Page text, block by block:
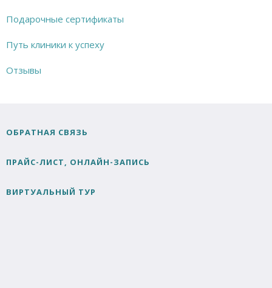
Подарочные сертификаты
Путь клиники к успеху
Отзывы
ОБРАТНАЯ СВЯЗЬ
ПРАЙС-ЛИСТ, ОНЛАЙН-ЗАПИСЬ
ВИРТУАЛЬНЫЙ ТУР